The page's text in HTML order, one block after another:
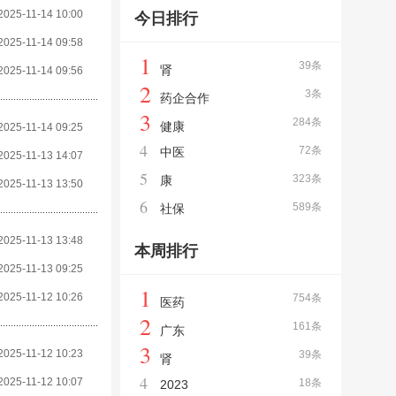
11-14 10:00
11-14 09:58
11-14 09:56
11-14 09:25
11-13 14:07
11-13 13:50
11-13 13:48
11-13 09:25
11-12 10:26
11-12 10:23
11-12 10:07
今日排行
39条
1 肾
3条
2 药企合作
284条
3 健康
72条
4 中医
323条
5 康
589条
6 社保
本周排行
754条
1 医药
161条
2 广东
39条
3 肾
18条
4 2023